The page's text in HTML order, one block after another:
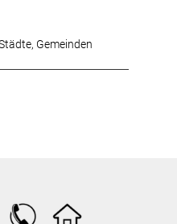
Gemeinden